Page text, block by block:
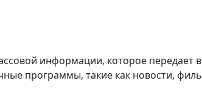
информации, которое
программы, такие как новости,